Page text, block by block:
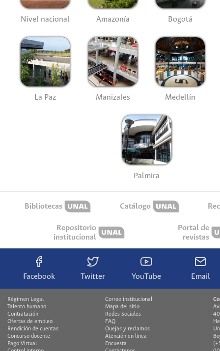
Nivel nacional Amazonía Bogotá
La Paz Manizales Medellín
Palmira
Bibliotecas Catálogo
Repositorio
institucional
Portal de
revistas
Facebook Twitter YouTube Email
Régimen Legal
Talento humano
Contratación
Ofertas de empleo
Rendición de cuentas
Concurso docente
Pago Virtual
Correo institucional
Mapa del sitio
Redes Sociales
FAQ
Quejas y reclamos
Atención en línea
Encuesta